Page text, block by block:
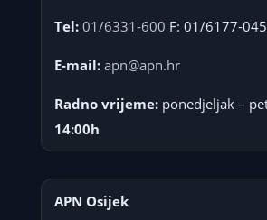
Tel: 01/6331-600 F: 01/6177-045
E-mail: apn@apn.hr
Radno vrijeme:ponedjeljak –
14:00h
APN Osijek